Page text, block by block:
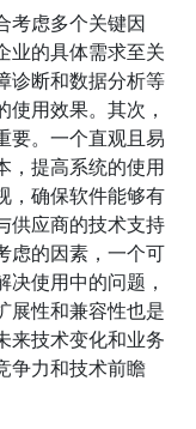
考虑多个关键因
业的具体需求至关
诊断和数据分析等
用效果。其次，
要。一个直观且易
，提高系统的使用
，确保软件能够有
供应商的技术支持
虑的因素，一个可
使用中的问题，
展性和兼容性也是
来技术变化和业务
争力和技术前瞻